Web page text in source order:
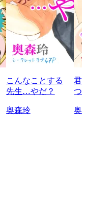
こんなことする
先生…やだ？
奥森玲
君
つ
奥